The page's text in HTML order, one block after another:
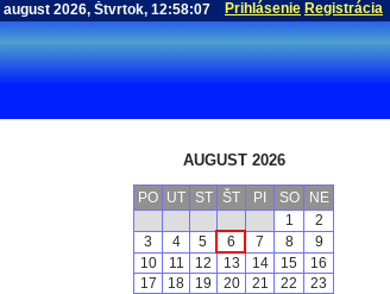
Prihlásenie Registrácia
AUGUST 2026
PO UT ST ŠT PI SO
NE
1
2
3
4 5 6 7 8
9
10
11 12 13 14 15
16
17
18 19 20 21 22
23